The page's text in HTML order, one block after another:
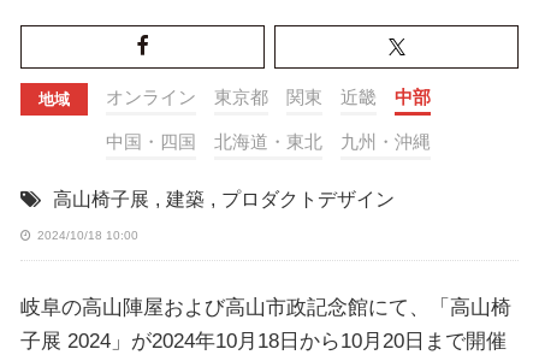
地域 オンライン 東京都 関東 近畿 中部
中国・四国 北海道・東北 九州・沖縄
高山椅子展 , 建築 , プロダクトデザイン
2024/10/18 10:00
岐阜の高山陣屋および高山市政記念館にて、「高山椅
子展 2024」が2024年10月18日から10月20日まで開催